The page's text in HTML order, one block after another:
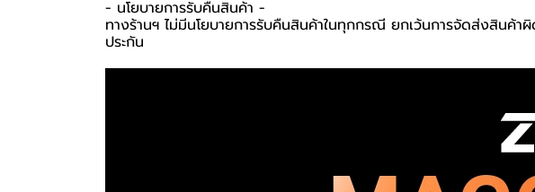
-️ นโยบายการรับคืนสินค้า -️
ทางร้านฯ ไม่มีนโยบายการรับคืนสินค้าในทุกกรณี ยกเว้นการจัดส่งสินค้
ประกัน